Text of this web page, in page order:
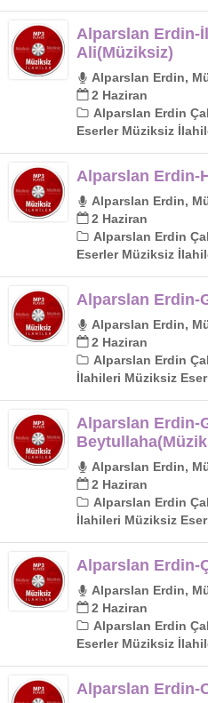
Alparslan Erdin-
Ali(Müziksiz)
Alparslan Erdin,
2 Haziran
Alparslan Erdin
Eserler Müziksiz
Alparslan Erdin-
Alparslan Erdin,
2 Haziran
Alparslan Erdin
Eserler Müziksiz
Alparslan Erdin-
Alparslan Erdin,
2 Haziran
Alparslan Erdin
İlahileri Müziksiz
Alparslan Erdin-
Alparslan Erdin,
2 Haziran
Alparslan Erdin
İlahileri Müziksiz
Alparslan Erdin-
Alparslan Erdin,
2 Haziran
Alparslan Erdin
Eserler Müziksiz
Alparslan Erdin-